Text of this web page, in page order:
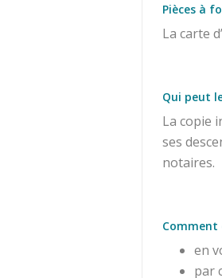
Pièces à
La carte
Qui peut
La copie
ses
notaires.
Comment
en
par